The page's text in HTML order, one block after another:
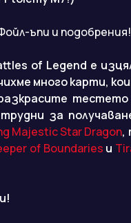
ъпи и подобрения!
of Legend е
много карти,
тестето
за
Majestic Star Dragon,
of Boundaries и